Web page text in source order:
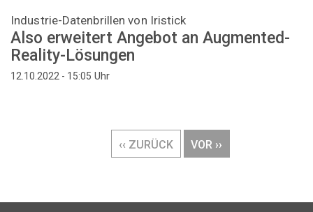
Industrie-Datenbrillen von Iristick
Also erweitert Angebot an Augmented-
Reality-Lösungen
12.10.2022 - 15:05 Uhr
VORHERIGE
SEITE
‹‹ ZURÜCK
NÄCHSTE
SEITE
VOR ››